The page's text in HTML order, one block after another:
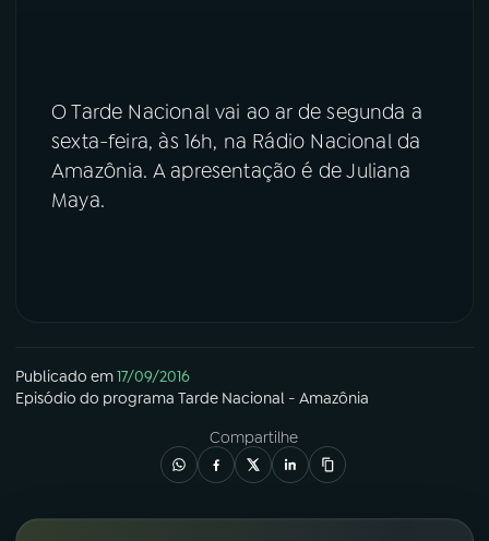
O Tarde Nacional vai ao ar de segunda a
sexta-feira, às 16h, na Rádio Nacional da
Amazônia. A apresentação é de Juliana
Maya.
Publicado em17/09/2016
Episódio do programa Tarde Nacional - Amazônia
Compartilhe